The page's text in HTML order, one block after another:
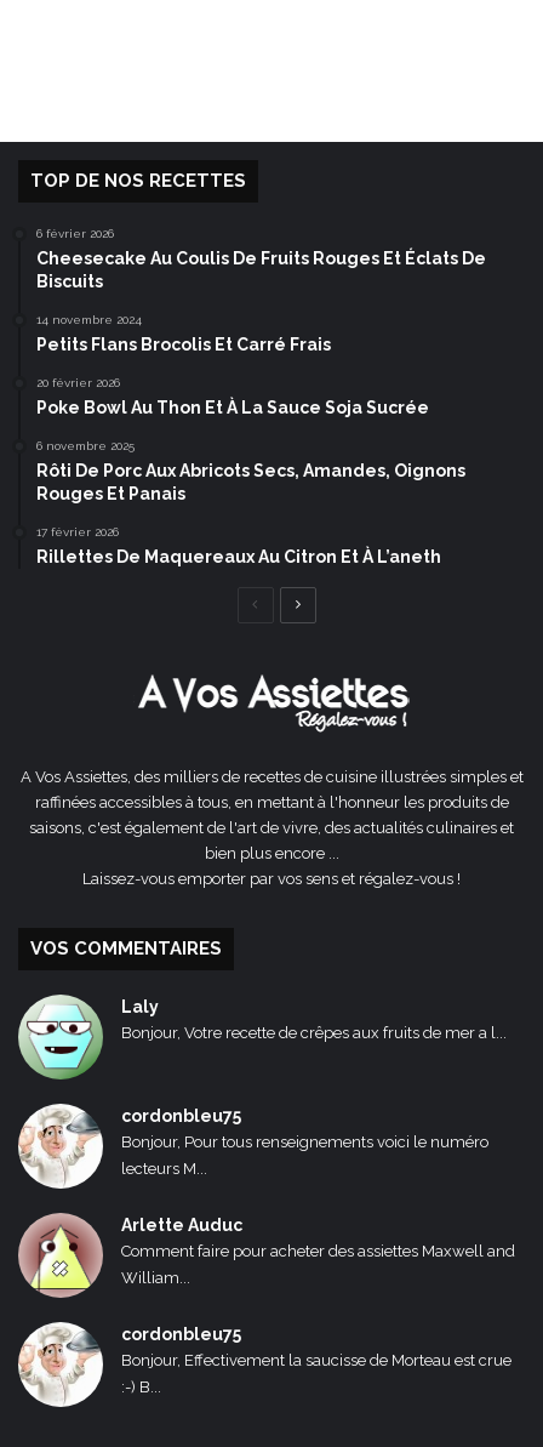
TOP DE NOS RECETTES
6 février 2026
Cheesecake Au Coulis De Fruits Rouges Et Éclats De
Biscuits
14 novembre 2024
Petits Flans Brocolis Et Carré Frais
20 février 2026
Poke Bowl Au Thon Et À La Sauce Soja Sucrée
6 novembre 2025
Rôti De Porc Aux Abricots Secs, Amandes, Oignons
Rouges Et Panais
17 février 2026
Rillettes De Maquereaux Au Citron Et À L’aneth
Page
A Vos Assiettes, des milliers de recettes de cuisine illustrées simples et
raffinées accessibles à tous, en mettant à l'honneur les produits de
saisons, c'est également de l'art de vivre, des actualités culinaires et
bien plus encore ...
Laissez-vous emporter par vos sens et régalez-vous !
VOS COMMENTAIRES
Laly
Bonjour, Votre recette de crêpes aux fruits de mer a l...
cordonbleu75
Bonjour, Pour tous renseignements voici le numéro
lecteurs M...
Arlette Auduc
Comment faire pour acheter des assiettes Maxwell and
William...
cordonbleu75
Bonjour, Effectivement la saucisse de Morteau est crue
:-) B...